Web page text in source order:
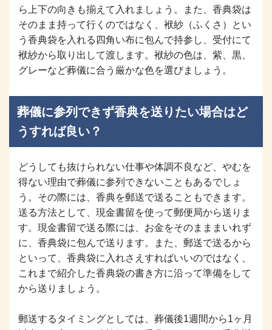
ら上下の向きも揃えて入れましょう。また、香典袋は
そのまま持って行くのではなく、袱紗（ふくさ）とい
う香典袋を入れる四角い布に包んで持参し、受付にて
袱紗から取り出して渡します。袱紗の色は、紫、黒、
グレーなど葬儀に合う厳かな色を選びましょう。
葬儀に参列できず香典を送りたい場合はど
うすれば良い？
どうしても抜けられない仕事や体調不良など、やむを
得ない理由で葬儀に参列できないこともあるでしょ
う。その際には、香典を郵送で送ることもできます。
送る方法として、現金書留を使って郵便局から送りま
す。現金書留で送る際には、お金をそのまままいれず
に、香典袋に包んで送ります。また、郵送で送るから
といって、香典袋に入れさえすればいいのではなく、
これまで紹介した香典袋の書き方に沿って準備をして
から送りましょう。
郵送するタイミングとしては、葬儀後1週間から1ヶ月